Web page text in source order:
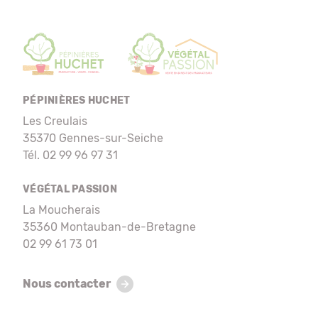
PÉPINIÈRES HUCHET
Les Creulais
35370 Gennes-sur-Seiche
Tél. 02 99 96 97 31
VÉGÉTAL PASSION
La Moucherais
35360 Montauban-de-Bretagne
02 99 61 73 01
Nous contacter